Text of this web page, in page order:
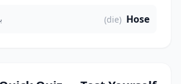
Hose
(die)